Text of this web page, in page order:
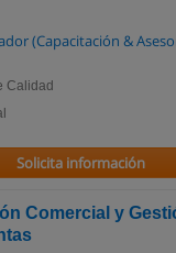
(Capacitación &
Calidad
Solicita información
Comercial y